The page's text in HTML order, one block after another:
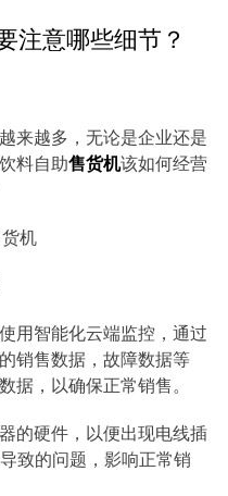
注意哪些细节？
来越多，无论是企业还是
料自助售货机该如何经营
用智能化云端监控，通过
销售数据，故障数据等
据，以确保正常销售。
的硬件，以便出现电线插
致的问题，影响正常销